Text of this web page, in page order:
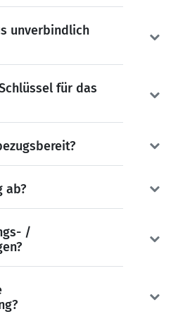
unverbindlich
für das
ab?
/